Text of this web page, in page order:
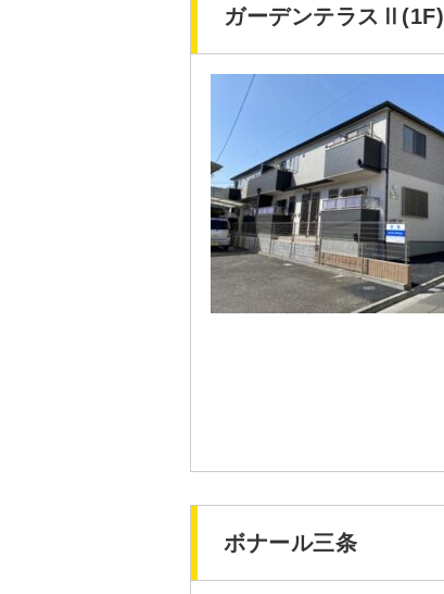
ガーデンテラスⅡ(1F)
ボナール三条